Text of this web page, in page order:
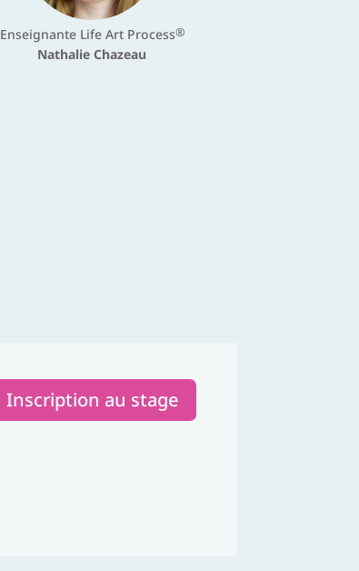
Enseignante Life Art Process®
Nathalie Chazeau
Inscription au stage